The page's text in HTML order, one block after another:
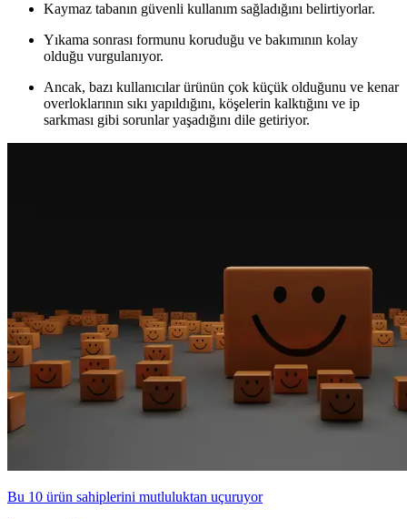
Kaymaz tabanın güvenli kullanım sağladığını belirtiyorlar.
Yıkama sonrası formunu koruduğu ve bakımının kolay
olduğu vurgulanıyor.
Ancak, bazı kullanıcılar ürünün çok küçük olduğunu ve kenar
overloklarının sıkı yapıldığını, köşelerin kalktığını ve ip
sarkması gibi sorunlar yaşadığını dile getiriyor.
Bu 10 ürün sahiplerini mutluluktan uçuruyor